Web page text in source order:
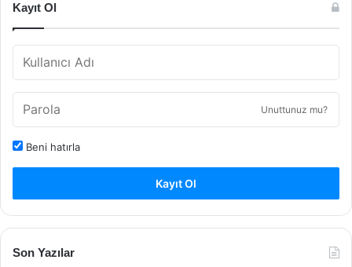
Kayıt Ol
Unuttunuz mu?
Beni hatırla
Kayıt Ol
Son Yazılar